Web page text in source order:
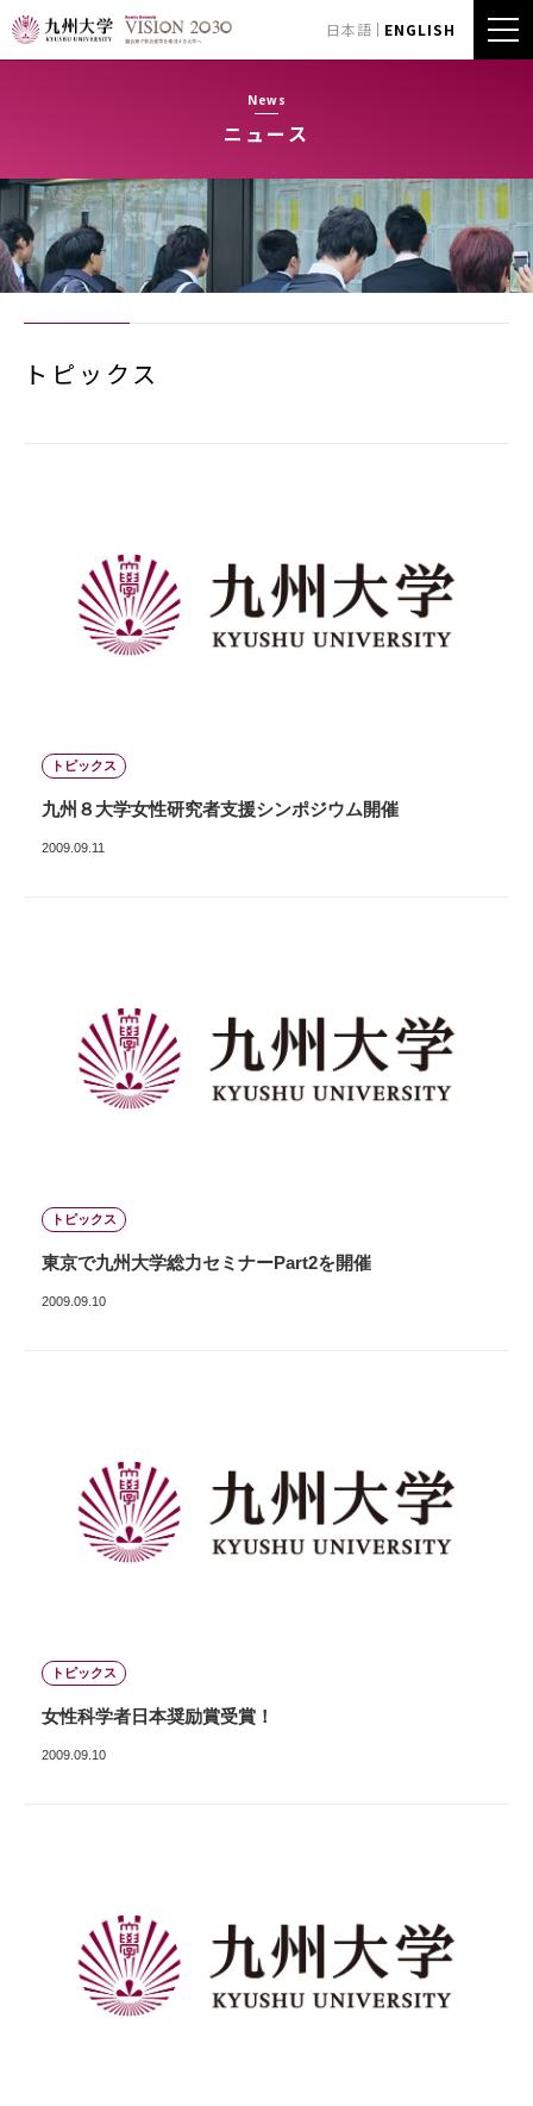
日本語 ENGLISH
News
ニュース
トピックス
トピックス
九州８大学女性研究者支援シンポジウム開催
2009.09.11
トピックス
東京で九州大学総力セミナーPart2を開催
2009.09.10
トピックス
女性科学者日本奨励賞受賞！
2009.09.10